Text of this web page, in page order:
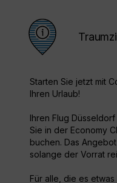
Starten Sie jetzt mit
Ihren Urlaub!
Ihren Flug
Sie in der Economy
buchen. Das
solange der Vorrat
Für alle, die es